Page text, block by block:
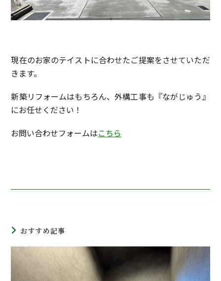
現在のお家のテイストに合わせたご提案をさせていただ
きます。
新築リフォームはもちろん、外構工事も『ながじゅう』
にお任せください！
お問い合わせフォームはこちら
おすすめ記事